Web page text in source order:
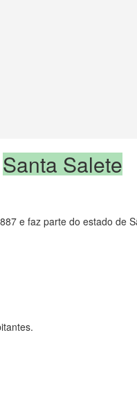
Santa Salete
e faz parte do estado de